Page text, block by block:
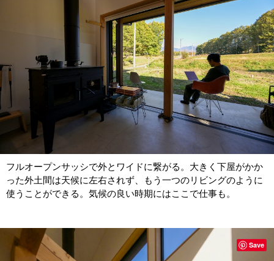
フルオープンサッシで外とワイドに繋がる。大きく下屋がかか
った外土間は天候に左右されず、もう一つのリビングのように
使うことができる。気候の良い時期にはここで仕事も。
Save